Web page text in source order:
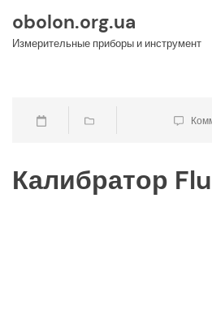
content
obolon.org.ua
Измерительные приборы и инструмент
Калибратор